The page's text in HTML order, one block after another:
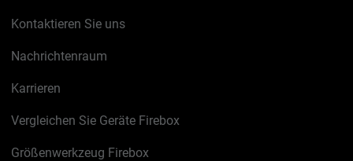
Kontaktieren Sie uns
Nachrichtenraum
Karrieren
Vergleichen Sie Geräte Firebox
Größenwerkzeug Firebox